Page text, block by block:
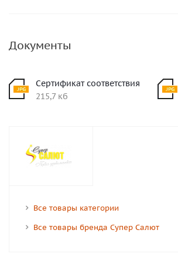
Документы
Сертификат соответствия
215,7 кб
Все товары категории
Все товары бренда Супер Салют